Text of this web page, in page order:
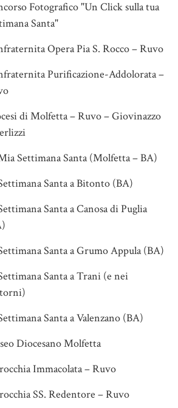
Fotografico "Un Click sulla tua
Santa"
Opera Pia S. Rocco – Ruvo
Purificazione-Addolorata –
di Molfetta – Ruvo – Giovinazzo
Settimana Santa (Molfetta – BA)
Santa a Bitonto (BA)
Santa a Canosa di Puglia
Santa a Grumo Appula (BA)
Santa a Trani (e nei
Santa a Valenzano (BA)
Diocesano Molfetta
Immacolata – Ruvo
SS. Redentore – Ruvo